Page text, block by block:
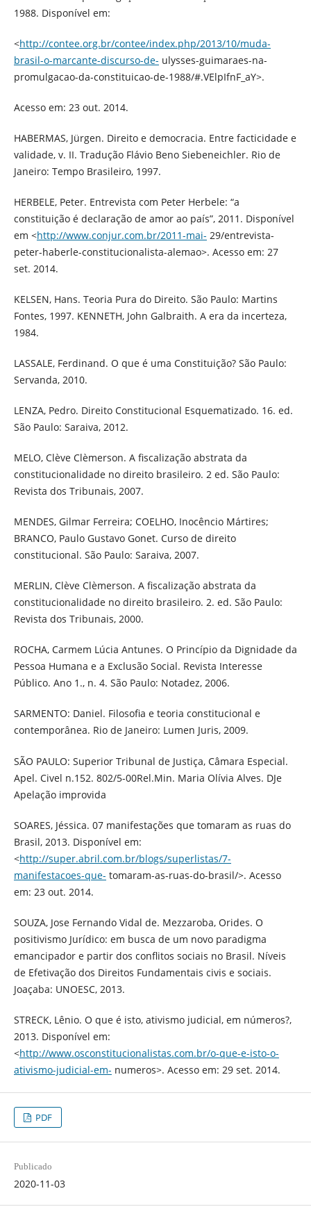
1988. Disponível em:
<http://contee.org.br/contee/index.php/2013/10/muda-
brasil-o-marcante-discurso-de- ulysses-guimaraes-na-
promulgacao-da-constituicao-de-1988/#.VElpIfnF_aY>.
Acesso em: 23 out. 2014.
HABERMAS, Jürgen. Direito e democracia. Entre facticidade e
validade, v. II. Tradução Flávio Beno Siebeneichler. Rio de
Janeiro: Tempo Brasileiro, 1997.
HERBELE, Peter. Entrevista com Peter Herbele: “a
constituição é declaração de amor ao país”, 2011. Disponível
em <http://www.conjur.com.br/2011-mai- 29/entrevista-
peter-haberle-constitucionalista-alemao>. Acesso em: 27
set. 2014.
KELSEN, Hans. Teoria Pura do Direito. São Paulo: Martins
Fontes, 1997. KENNETH, John Galbraith. A era da incerteza,
1984.
LASSALE, Ferdinand. O que é uma Constituição? São Paulo:
Servanda, 2010.
LENZA, Pedro. Direito Constitucional Esquematizado. 16. ed.
São Paulo: Saraiva, 2012.
MELO, Clève Clèmerson. A fiscalização abstrata da
constitucionalidade no direito brasileiro. 2 ed. São Paulo:
Revista dos Tribunais, 2007.
MENDES, Gilmar Ferreira; COELHO, Inocêncio Mártires;
BRANCO, Paulo Gustavo Gonet. Curso de direito
constitucional. São Paulo: Saraiva, 2007.
MERLIN, Clève Clèmerson. A fiscalização abstrata da
constitucionalidade no direito brasileiro. 2. ed. São Paulo:
Revista dos Tribunais, 2000.
ROCHA, Carmem Lúcia Antunes. O Princípio da Dignidade da
Pessoa Humana e a Exclusão Social. Revista Interesse
Público. Ano 1., n. 4. São Paulo: Notadez, 2006.
SARMENTO: Daniel. Filosofia e teoria constitucional e
contemporânea. Rio de Janeiro: Lumen Juris, 2009.
SÃO PAULO: Superior Tribunal de Justiça, Câmara Especial.
Apel. Civel n.152. 802/5-00Rel.Min. Maria Olívia Alves. DJe
Apelação improvida
SOARES, Jéssica. 07 manifestações que tomaram as ruas do
Brasil, 2013. Disponível em:
<http://super.abril.com.br/blogs/superlistas/7-
manifestacoes-que- tomaram-as-ruas-do-brasil/>. Acesso
em: 23 out. 2014.
SOUZA, Jose Fernando Vidal de. Mezzaroba, Orides. O
positivismo Jurídico: em busca de um novo paradigma
emancipador e partir dos conflitos sociais no Brasil. Níveis
de Efetivação dos Direitos Fundamentais civis e sociais.
Joaçaba: UNOESC, 2013.
STRECK, Lênio. O que é isto, ativismo judicial, em números?,
2013. Disponível em:
<http://www.osconstitucionalistas.com.br/o-que-e-isto-o-
ativismo-judicial-em- numeros>. Acesso em: 29 set. 2014.
PDF
Publicado
2020-11-03